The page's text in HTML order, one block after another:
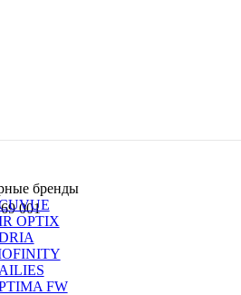
бренды
OPTIX
FW
001